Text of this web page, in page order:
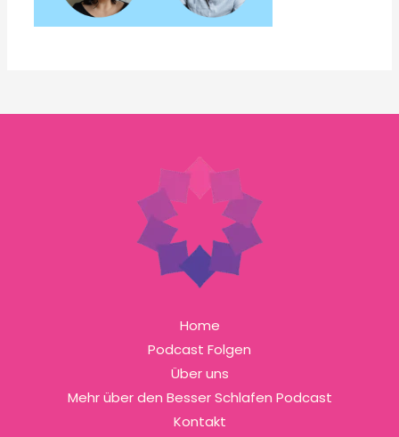
Home
Podcast Folgen
Über uns
Mehr über den Besser Schlafen Podcast
Kontakt